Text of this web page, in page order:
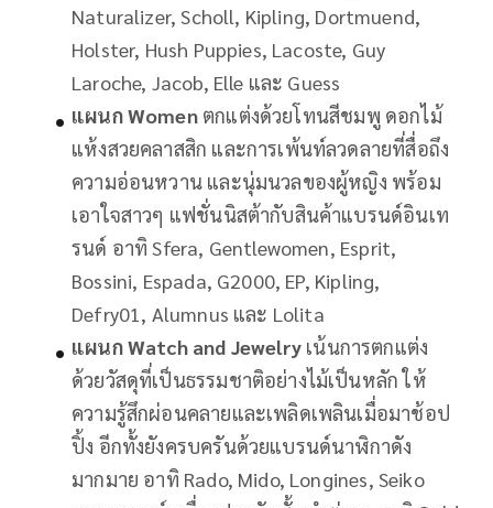
Naturalizer, Scholl, Kipling, Dortmuend,
Holster, Hush Puppies, Lacoste, Guy
Laroche, Jacob, Elle และ Guess
แผนกWomenตกแต่งด้วยโทนสีชมพู ดอกไม้
แห้งสวยคลาสสิก และการเพ้นท์ลวดลายที่สื่อถึง
ความอ่อนหวาน และนุ่มนวลของผู้หญิง พร้อม
เอาใจสาวๆ แฟชั่นนิสต้ากับสินค้าแบรนด์อินเท
รนด์ อาทิ Sfera, Gentlewomen, Esprit,
Bossini, Espada, G2000, EP, Kipling,
Defry01, Alumnus และ Lolita
แผนกWatch and Jewelry เน้นการตกแต่ง
ด้วยวัสดุที่เป็นธรรมชาติอย่างไม้เป็นหลัก ให้
ความรู้สึกผ่อนคลายและเพลิดเพลินเมื่อมาช้อป
ปิ้ง อีกทั้งยังครบครันด้วยแบรนด์นาฬิกาดัง
มากมาย อาทิ Rado, Mido, Longines, Seiko